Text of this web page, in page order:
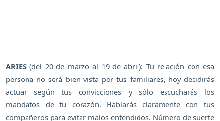
ARIES (del 20 de marzo al 19 de abril): Tu relación con esa
persona no será bien vista por tus familiares, hoy decidirás
actuar según tus convicciones y sólo escucharás los
mandatos de tu corazón. Hablarás claramente con tus
compañeros para evitar malos entendidos. Número de suerte